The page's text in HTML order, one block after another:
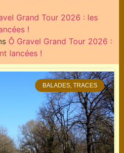
Grand Tour 2026 : les
!
Ô Gravel Grand Tour 2026 :
lancées !
BALADES, TRACES